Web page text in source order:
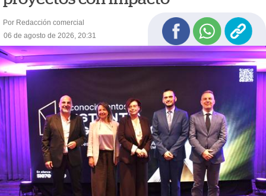
Por Redacción comercial
06 de agosto de 2026, 20:31